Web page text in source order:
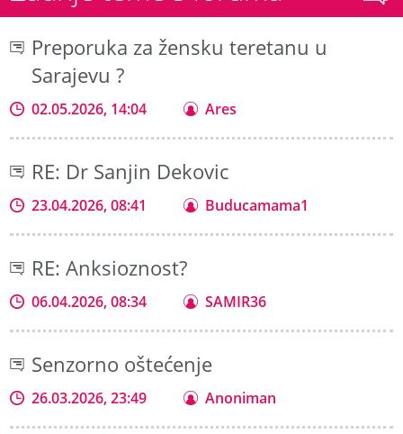
Preporuka za žensku teretanu u
Sarajevu ?
02.05.2026, 14:04 Ares
RE: Dr Sanjin Dekovic
23.04.2026, 08:41 Buducamama1
RE: Anksioznost?
06.04.2026, 08:34 SAMIR36
Senzorno oštećenje
26.03.2026, 23:49 Anoniman